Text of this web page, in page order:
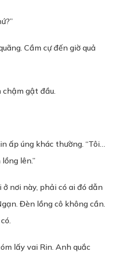
Cầm cự đến giờ quả
chậm gật đầu.
ấp úng khác thường. “Tôi…
lên.”
nơi này, phải có ai đó dẫn
Đèn lồng cô không cần.
lấy vai Rin. Anh quắc